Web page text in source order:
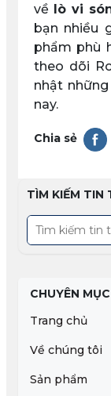
về lò vi
bạn nhiều
phẩm phù
theo dõi
nhật những
nay.
Chia sẻ
TÌM KIẾM TIN
CHUYÊN MỤC
Trang chủ
Về chúng tôi
Sản phẩm